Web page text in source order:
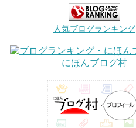
人気ブログランキング
にほんブログ村